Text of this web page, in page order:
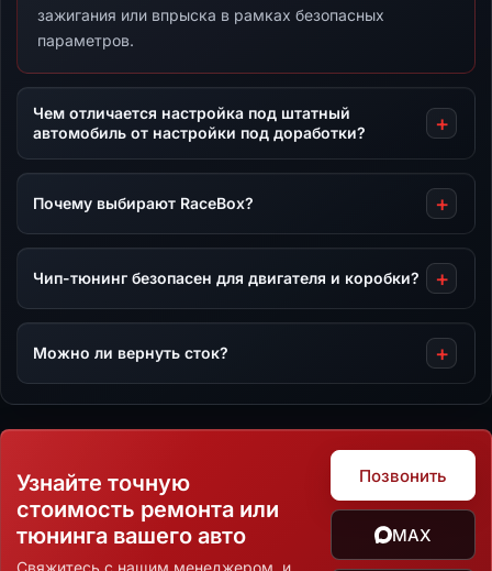
зажигания или впрыска в рамках безопасных
параметров.
Чем отличается настройка под штатный
автомобиль от настройки под доработки?
Почему выбирают RaceBox?
Чип-тюнинг безопасен для двигателя и коробки?
Можно ли вернуть сток?
Узнайте точную
стоимость ремонта или
тюнинга вашего авто
Свяжитесь с нашим менеджером, и
Позвонить
MAX